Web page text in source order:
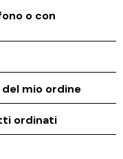
o con
mio ordine
ordinati